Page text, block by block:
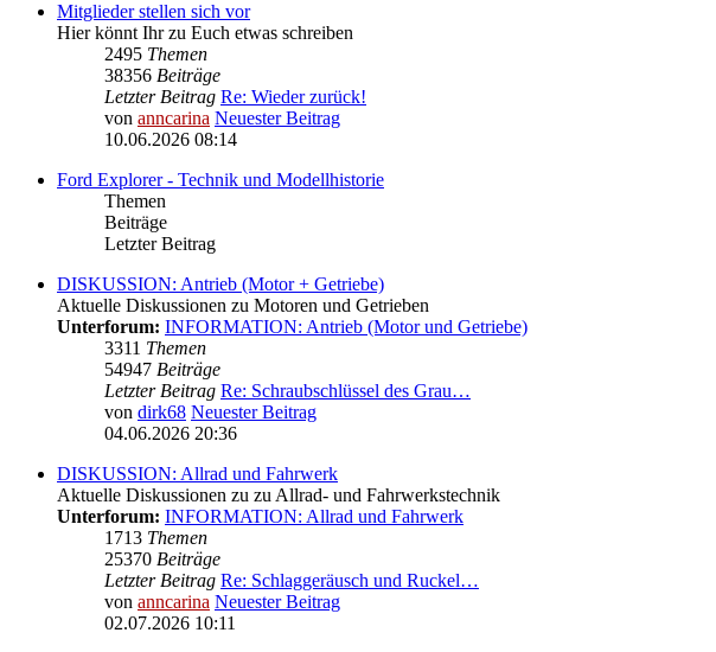
Mitglieder stellen sich vor
Hier könnt Ihr zu Euch etwas schreiben
2495 Themen
38356 Beiträge
Letzter Beitrag Re: Wieder zurück!
von anncarina Neuester Beitrag
10.06.2026 08:14
Ford Explorer - Technik und Modellhistorie
Themen
Beiträge
Letzter Beitrag
DISKUSSION: Antrieb (Motor + Getriebe)
Aktuelle Diskussionen zu Motoren und Getrieben
Unterforum: INFORMATION: Antrieb (Motor und Getriebe)
3311 Themen
54947 Beiträge
Letzter Beitrag Re: Schraubschlüssel des Grau…
von dirk68 Neuester Beitrag
04.06.2026 20:36
DISKUSSION: Allrad und Fahrwerk
Aktuelle Diskussionen zu zu Allrad- und Fahrwerkstechnik
Unterforum: INFORMATION: Allrad und Fahrwerk
1713 Themen
25370 Beiträge
Letzter Beitrag Re: Schlaggeräusch und Ruckel…
von anncarina Neuester Beitrag
02.07.2026 10:11